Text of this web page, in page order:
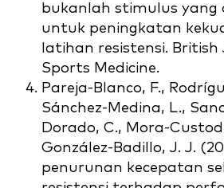
bukanlah stimulus yang
untuk peningkatan
latihan resistensi.
Sports Medicine.
Pareja-Blanco, F.,
Sánchez-Medina, L.,
Dorado, C., Mora-
González-Badillo, J. J.
penurunan kecepatan